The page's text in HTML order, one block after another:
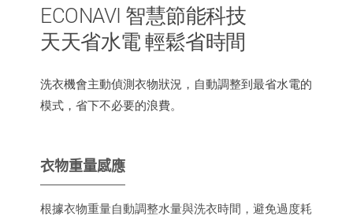
ECONAVI 智慧節能科技
天天省水電 輕鬆省時間
洗衣機會主動偵測衣物狀況，自動調整到最省水電的
模式，省下不必要的浪費。
衣物重量感應
根據衣物重量自動調整水量與洗衣時間，避免過度耗